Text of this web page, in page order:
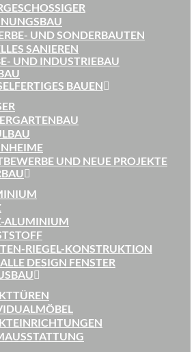
UND SONDERBAUTEN
SANIEREN
UND INDUSTRIEBAU
BAUEN
UND NEUE PROJEKTE
ALUMINIUM
RIEGEL-KONSTRUKTION
DESIGN FENSTER